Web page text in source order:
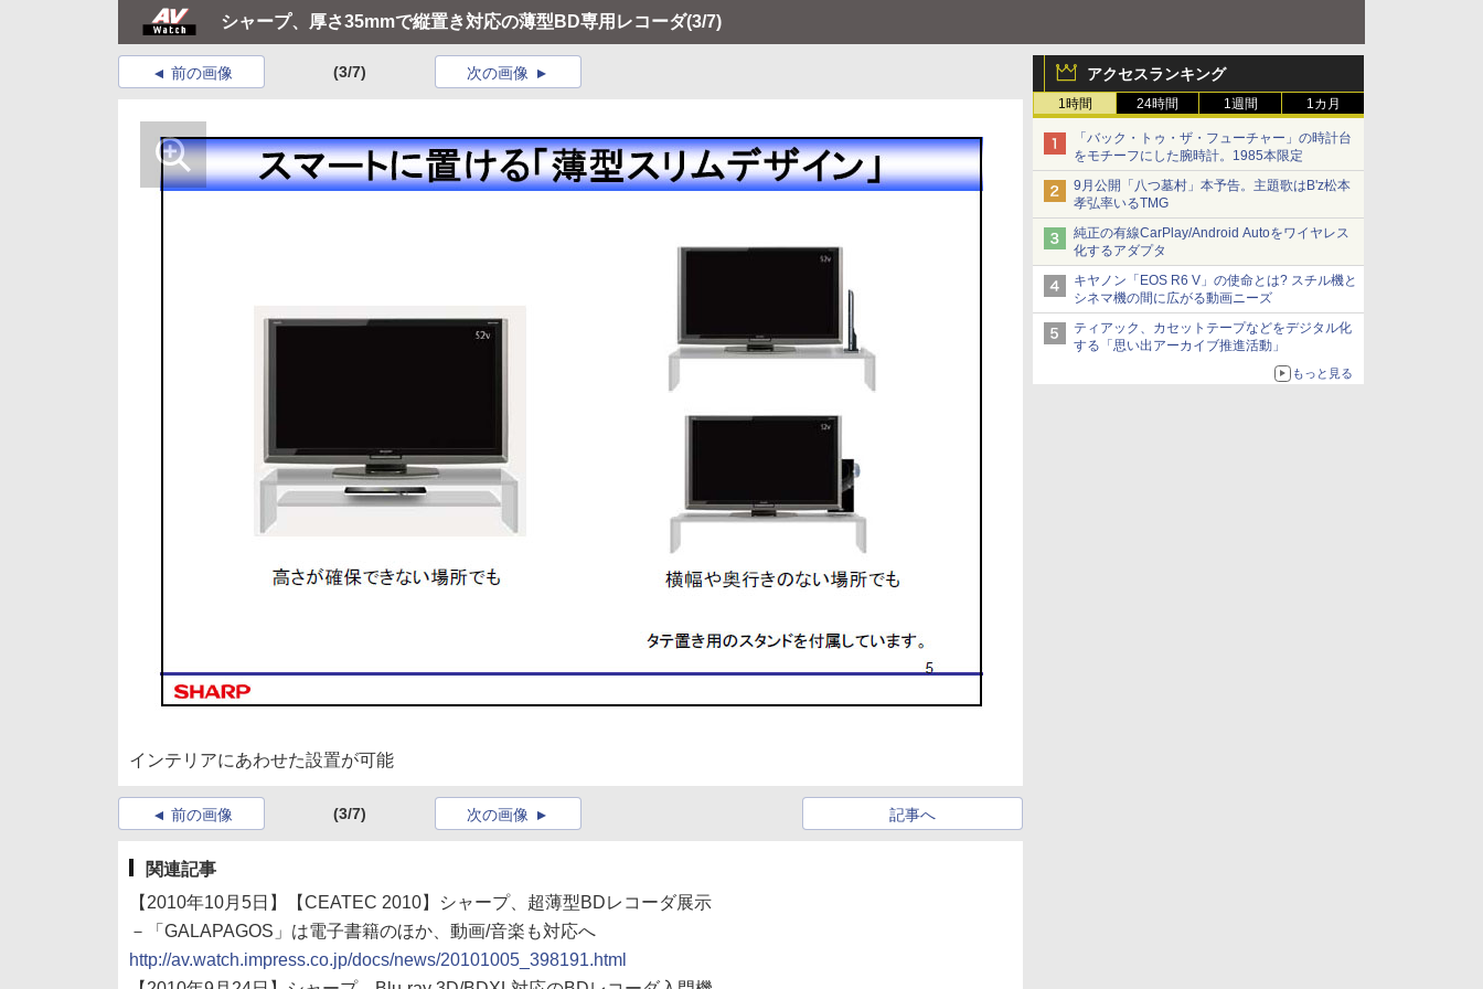
シャープ、厚さ35mmで縦置き対応の薄型BD専用レコーダ(3/7)
アクセスランキング
1時間 24時間 1週間 1カ月
「バック・トゥ・ザ・フューチャー」の時計台
をモチーフにした腕時計。1985本限定
9月公開「八つ墓村」本予告。主題歌はB'z松本
孝弘率いるTMG
純正の有線CarPlay/Android Autoをワイヤレス
化するアダプタ
キヤノン「EOS R6 V」の使命とは? スチル機と
シネマ機の間に広がる動画ニーズ
ティアック、カセットテープなどをデジタル化
する「思い出アーカイブ推進活動」
もっと見る
前の画像 (3/7) 次の画像
インテリアにあわせた設置が可能
前の画像 (3/7) 記事へ
次の画像
関連記事
【2010年10月5日】【CEATEC 2010】シャープ、超薄型BDレコーダ展示
－「GALAPAGOS」は電子書籍のほか、動画/音楽も対応へ
http://av.watch.impress.co.jp/docs/news/20101005_398191.html